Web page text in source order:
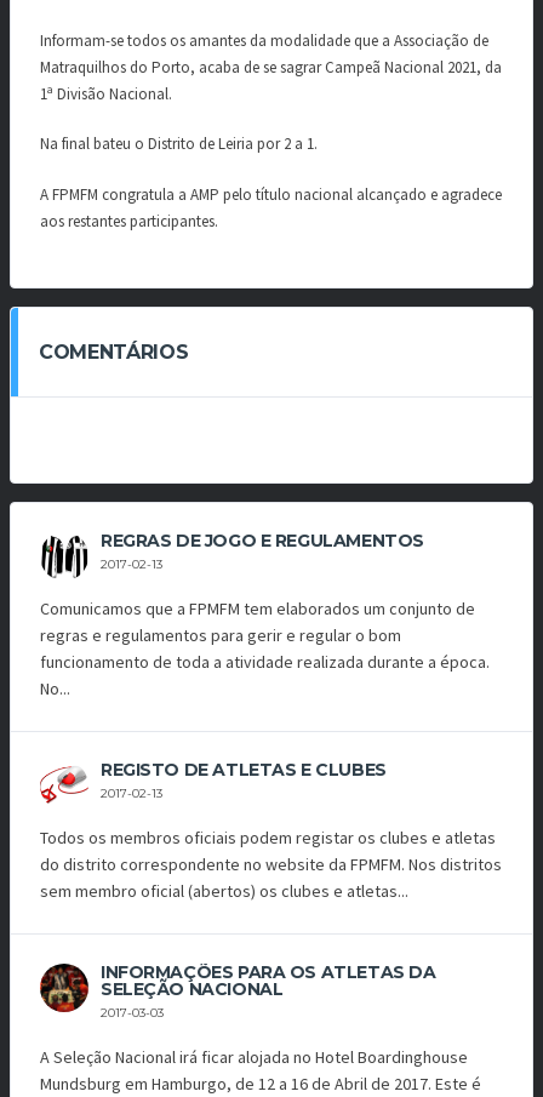
Informam-se todos os amantes da modalidade que a Associação de
Matraquilhos do Porto, acaba de se sagrar Campeã Nacional 2021, da
1ª Divisão Nacional.
Na final bateu o Distrito de Leiria por 2 a 1.
A FPMFM congratula a AMP pelo título nacional alcançado e agradece
aos restantes participantes.
COMENTÁRIOS
REGRAS DE JOGO E REGULAMENTOS
2017-02-13
Comunicamos que a FPMFM tem elaborados um conjunto de
regras e regulamentos para gerir e regular o bom
funcionamento de toda a atividade realizada durante a época.
No...
REGISTO DE ATLETAS E CLUBES
2017-02-13
Todos os membros oficiais podem registar os clubes e atletas
do distrito correspondente no website da FPMFM. Nos distritos
sem membro oficial (abertos) os clubes e atletas...
INFORMAÇÕES PARA OS ATLETAS DA
SELEÇÃO NACIONAL
2017-03-03
A Seleção Nacional irá ficar alojada no Hotel Boardinghouse
Mundsburg em Hamburgo, de 12 a 16 de Abril de 2017. Este é